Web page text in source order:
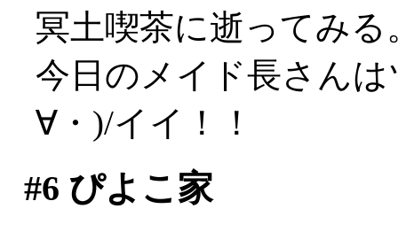
冥土喫茶に逝ってみる
今日のメイド長さん
∀・)/イイ！！
#6 ぴよこ家